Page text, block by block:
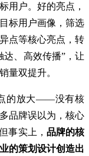
户。好的亮点，
标用户画像，筛选
点等核心亮点，转
达、高效传播”，让
量双提升。
的放大——没有核
品牌误以为，核心
事实上， 品牌的核
的策划设计创造出